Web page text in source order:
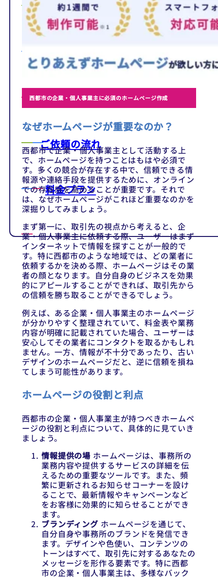
選ばれる理由
制作事例
ご依頼の流れ
料金プラン
西都市の企業・個人事業主に必須のホームページ作成
なぜホームページが重要なのか？
西都市で企業・個人事業主として活動する上
で、ホームページを持つことはもはや必須で
す。多くの競合が存在する中で、信頼できる情
報源や連絡手段を提供するために、オンライン
での存在感を高めることが重要です。それで
は、なぜホームページがこれほど重要なのかを
深掘りしてみましょう。
まず第一に、取引先の視点から考えると、企
業・個人事業主に依頼する際、ユーザーはまず
インターネットで情報を探すことが一般的で
す。特に西都市のような地域では、どの業者に
依頼するかを決める際、ホームページはその業
者の顔となります。自分自身のビジネスを効果
的にアピールすることができれば、取引先から
の信頼を勝ち取ることができるでしょう。
例えば、ある企業・個人事業主のホームページ
が分かりやすく整理されていて、料金表や業務
内容が明確に記載されていた場合、ユーザーは
安心してその業者にコンタクトを取るかもしれ
ません。一方、情報が不十分であったり、古い
デザインのホームページだと、逆に信頼を損ね
てしまう可能性があります。
ホームページの役割と利点
西都市の企業・個人事業主が持つべきホームペ
ージの役割と利点について、具体的に見ていき
ましょう。
情報提供の場 ホームページは、事務所の
業務内容や提供するサービスの詳細を伝
えるための重要なツールです。また、頻
繁に更新されるお知らせコーナーを設け
ることで、最新情報やキャンペーンなど
をお客様に効果的に知らせることができ
ます。
ブランディング ホームページを通じて、
自分自身や事務所のブランドを発信でき
ます。デザインや色使い、コンテンツの
トーンはすべて、取引先に対するあなたの
メッセージを形作る要素です。特に西都
市の企業・個人事業主は、多様なバック